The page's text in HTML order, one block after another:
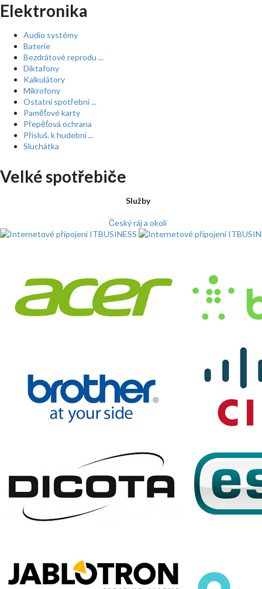
Elektronika
Audio systémy
Baterie
Bezdrátové reprodu ...
Diktafony
Kalkulátory
Mikrofony
Ostatní spotřební ...
Paměťové karty
Přepěťová ochrana
Přísluš. k hudební ...
Sluchátka
Velké spotřebiče
Služby
Český ráj a okolí